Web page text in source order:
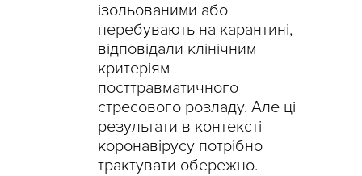
ізольованими або
перебувають на карантині,
відповідали клінічним
критеріям
посттравматичного
стресового розладу. Але ці
результати в контексті
коронавірусу потрібно
трактувати обережно.